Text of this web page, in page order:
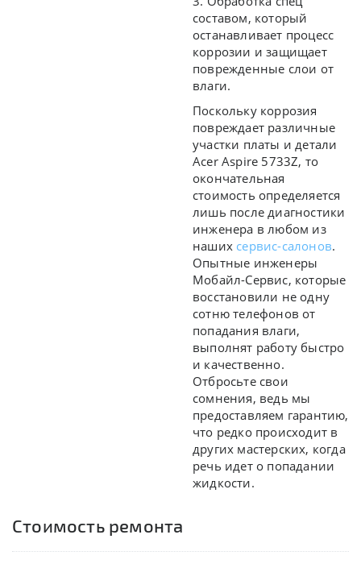
составом, который
останавливает процесс
коррозии и защищает
поврежденные слои от
влаги.
Поскольку коррозия
повреждает различные
участки платы и детали
Acer Aspire 5733Z, то
окончательная
стоимость определяется
лишь после диагностики
инженера в любом из
наших сервис-салонов.
Опытные инженеры
Мобайл-Сервис, которые
восстановили не одну
сотню телефонов от
попадания влаги,
выполнят работу быстро
и качественно.
Отбросьте свои
сомнения, ведь мы
предоставляем гарантию,
что редко происходит в
других мастерских, когда
речь идет о попадании
жидкости.
Стоимость ремонта